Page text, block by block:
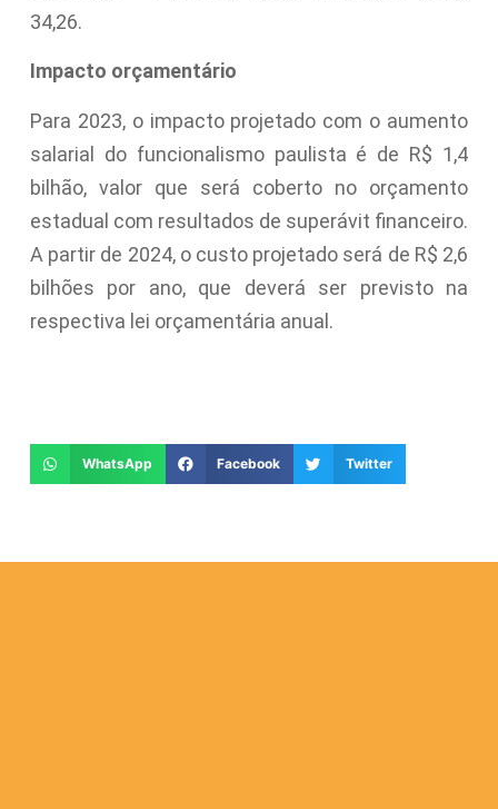
34,26.
Impacto orçamentário
Para 2023, o impacto projetado com o aumento
salarial do funcionalismo paulista é de R$ 1,4
bilhão, valor que será coberto no orçamento
estadual com resultados de superávit financeiro.
A partir de 2024, o custo projetado será de R$ 2,6
bilhões por ano, que deverá ser previsto na
respectiva lei orçamentária anual.
WhatsApp Facebook Twitter